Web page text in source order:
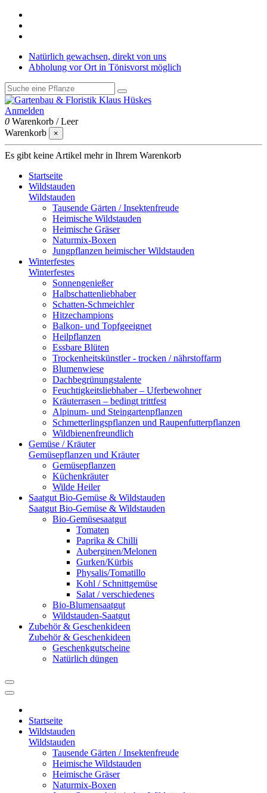
Natürlich gewachsen, direkt von uns
Abholung vor Ort in Tönisvorst möglich
Anmelden
0 Warenkorb /Leer
Warenkorb
×
Es gibt keine Artikel mehr in Ihrem Warenkorb
Startseite
Wildstauden
Wildstauden
Tausende Gärten / Insektenfreude
Heimische Wildstauden
Heimische Gräser
Naturmix-Boxen
Jungpflanzen heimischer Wildstauden
Winterfestes
Winterfestes
Sonnengenießer
Halbschattenliebhaber
Schatten-Schmeichler
Hitzechampions
Balkon- und Topfgeeignet
Heilpflanzen
Essbare Blüten
Trockenheitskünstler - trocken / nährstoffarm
Blumenwiese
Dachbegrünungstalente
Feuchtigkeitsliebhaber – Uferbewohner
Kräuterrasen – bedingt trittfest
Alpinum- und Steingartenpflanzen
Schmetterlingspflanzen und Raupenfutterpflanzen
Wildbienenfreundlich
Gemüse / Kräuter
Gemüsepflanzen und Kräuter
Gemüsepflanzen
Küchenkräuter
Wilde Heiler
Saatgut Bio-Gemüse & Wildstauden
Saatgut Bio-Gemüse & Wildstauden
Bio-Gemüsesaatgut
Tomaten
Paprika & Chilli
Auberginen/Melonen
Gurken/Kürbis
Physalis/Tomatillo
Kohl / Schnittgemüse
Salat / verschiedenes
Bio-Blumensaatgut
Wildstauden-Saatgut
Zubehör & Geschenkideen
Zubehör & Geschenkideen
Geschenkgutscheine
Natürlich düngen
Startseite
Wildstauden
Wildstauden
Tausende Gärten / Insektenfreude
Heimische Wildstauden
Heimische Gräser
Naturmix-Boxen